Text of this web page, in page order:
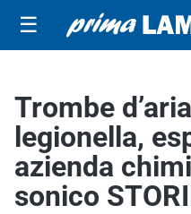
☰
Trombe
legionella,
azienda
sonico